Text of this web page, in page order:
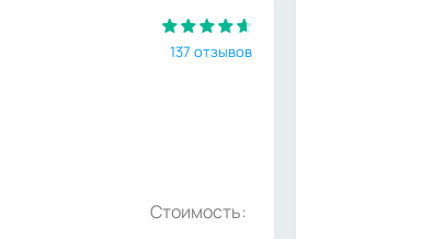
137 отзывов
Стоимость: